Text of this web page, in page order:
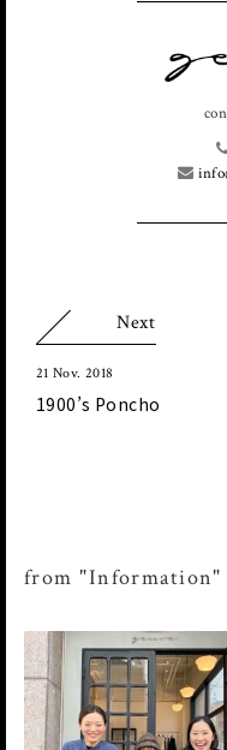
Next
21 Nov. 2018
1900’s Poncho
from "Information"